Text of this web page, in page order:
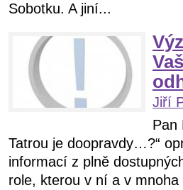
Sobotku. A jiní...
Jiří
Pan
Tatrou je doopravdy…?“
informací z plně
role, kterou v ní a v